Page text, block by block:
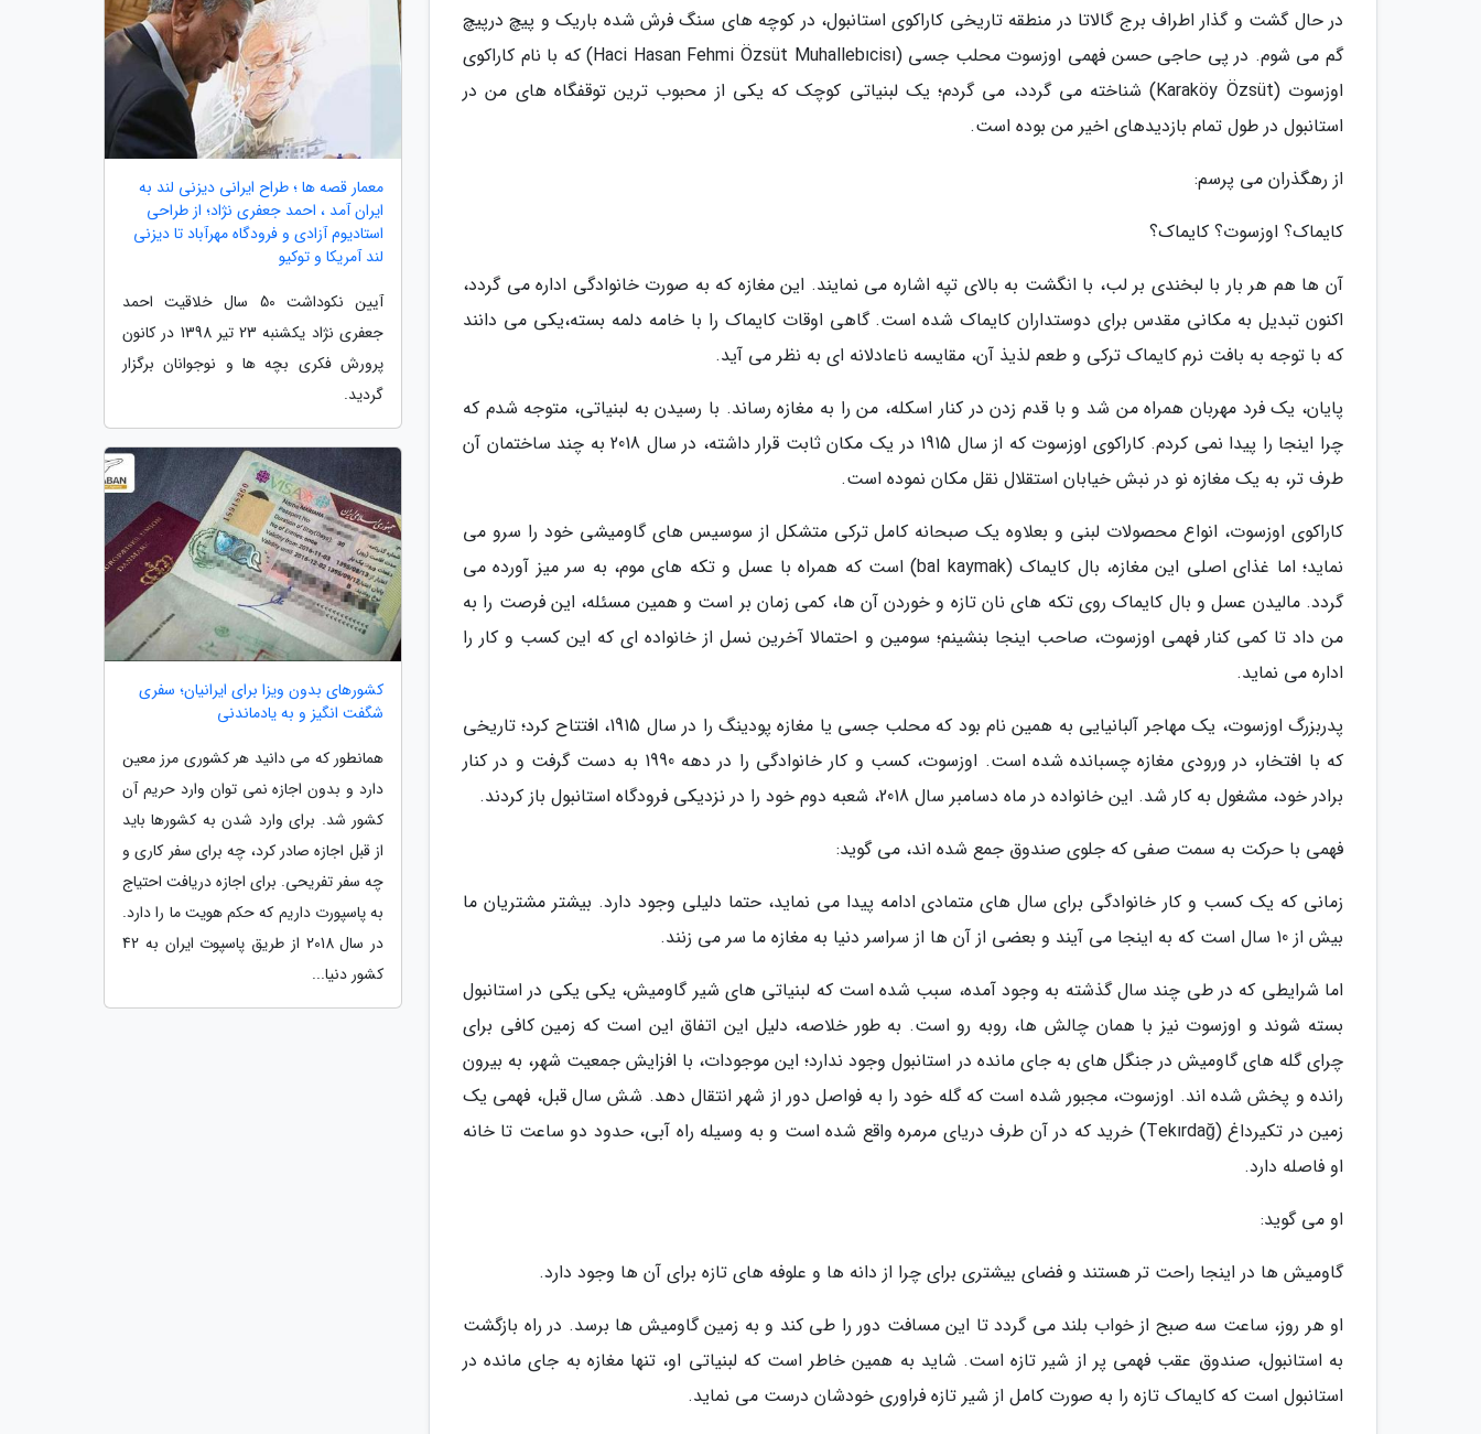
در حال گشت و گذار اطراف برج گالاتا در منطقه تاریخی کاراکوی استانبول، در کوچه های سنگ فرش شده باریک و پیچ درپیچ
گم می شوم. در پی حاجی حسن فهمی اوزسوت محلب جسی (Haci Hasan Fehmi Özsüt Muhallebıcisı) که با نام کاراکوی
اوزسوت (Karaköy Özsüt) شناخته می گردد، می گردم؛ یک لبنیاتی کوچک که یکی از محبوب ترین توقفگاه های من در
استانبول در طول تمام بازدیدهای اخیر من بوده است.
از رهگذران می پرسم:
کایماک؟ اوزسوت؟ کایماک؟
آن ها هم هر بار با لبخندی بر لب، با انگشت به بالای تپه اشاره می نمایند. این مغازه که به صورت خانوادگی اداره می گردد،
اکنون تبدیل به مکانی مقدس برای دوستداران کایماک شده است. گاهی اوقات کایماک را با خامه دلمه بسته،یکی می دانند
که با توجه به بافت نرم کایماک ترکی و طعم لذیذ آن، مقایسه ناعادلانه ای به نظر می آید.
پایان، یک فرد مهربان همراه من شد و با قدم زدن در کنار اسکله، من را به مغازه رساند. با رسیدن به لبنیاتی، متوجه شدم که
چرا اینجا را پیدا نمی کردم. کاراکوی اوزسوت که از سال 1915 در یک مکان ثابت قرار داشته، در سال 2018 به چند ساختمان آن
طرف تر، به یک مغازه نو در نبش خیابان استقلال نقل مکان نموده است.
کاراکوی اوزسوت، انواع محصولات لبنی و بعلاوه یک صبحانه کامل ترکی متشکل از سوسیس های گاومیشی خود را سرو می
نماید؛ اما غذای اصلی این مغازه، بال کایماک (bal kaymak) است که همراه با عسل و تکه های موم، به سر میز آورده می
گردد. مالیدن عسل و بال کایماک روی تکه های نان تازه و خوردن آن ها، کمی زمان بر است و همین مسئله، این فرصت را به
من داد تا کمی کنار فهمی اوزسوت، صاحب اینجا بنشینم؛ سومین و احتمالا آخرین نسل از خانواده ای که این کسب و کار را
اداره می نماید.
پدربزرگ اوزسوت، یک مهاجر آلبانیایی به همین نام بود که محلب جسی یا مغازه پودینگ را در سال 1915، افتتاح کرد؛ تاریخی
که با افتخار، در ورودی مغازه چسبانده شده است. اوزسوت، کسب و کار خانوادگی را در دهه 1990 به دست گرفت و در کنار
برادر خود، مشغول به کار شد. این خانواده در ماه دسامبر سال 2018، شعبه دوم خود را در نزدیکی فرودگاه استانبول باز کردند.
فهمی با حرکت به سمت صفی که جلوی صندوق جمع شده اند، می گوید:
زمانی که یک کسب و کار خانوادگی برای سال های متمادی ادامه پیدا می نماید، حتما دلیلی وجود دارد. بیشتر مشتریان ما
بیش از 10 سال است که به اینجا می آیند و بعضی از آن ها از سراسر دنیا به مغازه ما سر می زنند.
اما شرایطی که در طی چند سال گذشته به وجود آمده، سبب شده است که لبنیاتی های شیر گاومیش، یکی یکی در استانبول
بسته شوند و اوزسوت نیز با همان چالش ها، روبه رو است. به طور خلاصه، دلیل این اتفاق این است که زمین کافی برای
چرای گله های گاومیش در جنگل های به جای مانده در استانبول وجود ندارد؛ این موجودات، با افزایش جمعیت شهر، به بیرون
رانده و پخش شده اند. اوزسوت، مجبور شده است که گله خود را به فواصل دور از شهر انتقال دهد. شش سال قبل، فهمی یک
زمین در تکیرداغ (Tekırdağ) خرید که در آن طرف دریای مرمره واقع شده است و به وسیله راه آبی، حدود دو ساعت تا خانه
او فاصله دارد.
او می گوید:
گاومیش ها در اینجا راحت تر هستند و فضای بیشتری برای چرا از دانه ها و علوفه های تازه برای آن ها وجود دارد.
او هر روز، ساعت سه صبح از خواب بلند می گردد تا این مسافت دور را طی کند و به زمین گاومیش ها برسد. در راه بازگشت
به استانبول، صندوق عقب فهمی پر از شیر تازه است. شاید به همین خاطر است که لبنیاتی او، تنها مغازه به جای مانده در
استانبول است که کایماک تازه را به صورت کامل از شیر تازه فراوری خودشان درست می نماید.
معمار قصه ها ؛ طراح ایرانی دیزنی لند به
ایران آمد ، احمد جعفری نژاد؛ از طراحی
استادیوم آزادی و فرودگاه مهرآباد تا دیزنی
لند آمریکا و توکیو
آیین نکوداشت 50 سال خلاقیت احمد
جعفری نژاد یکشنبه 23 تیر 1398 در کانون
پرورش فکری بچه ها و نوجوانان برگزار
گردید.
کشورهای بدون ویزا برای ایرانیان؛ سفری
شگفت انگیز و به یادماندنی
همانطور که می دانید هر کشوری مرز معین
دارد و بدون اجازه نمی توان وارد حریم آن
کشور شد. برای وارد شدن به کشورها باید
از قبل اجازه صادر کرد، چه برای سفر کاری و
چه سفر تفریحی. برای اجازه دریافت احتیاج
به پاسپورت داریم که حکم هویت ما را دارد.
در سال 2018 از طریق پاسپوت ایران به 42
کشور دنیا...